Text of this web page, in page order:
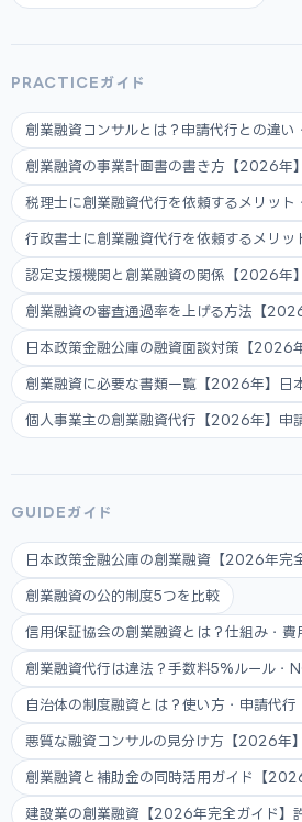
PRACTICEガイド
創業融資コンサルとは？申請代行との違い
創業融資の事業計画書の書き方【2026年
税理士に創業融資代行を依頼するメリット
行政書士に創業融資代行を依頼するメリッ
認定支援機関と創業融資の関係【2026年
創業融資の審査通過率を上げる方法【
日本政策金融公庫の融資面談対策【2026
創業融資に必要な書類一覧【2026年】日
個人事業主の創業融資代行【2026年】申
GUIDEガイド
日本政策金融公庫の創業融資【2026年完
創業融資の公的制度5つを比較
信用保証協会の創業融資とは？仕組み・費
創業融資代行は違法？手数料5%ルール・
自治体の制度融資とは？使い方・申請代行
悪質な融資コンサルの見分け方【2026年】
創業融資と補助金の同時活用ガイド【
建設業の創業融資【2026年完全ガイド】